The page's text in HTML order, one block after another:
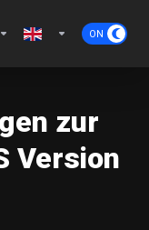
zur
Version